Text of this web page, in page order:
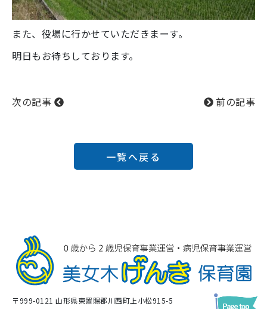
また、役場に行かせていただきまーす。
明日もお待ちしております。
次の記事 前の記事
一覧へ戻る
〒999-0121 山形県東置賜郡川西町上小松915-5